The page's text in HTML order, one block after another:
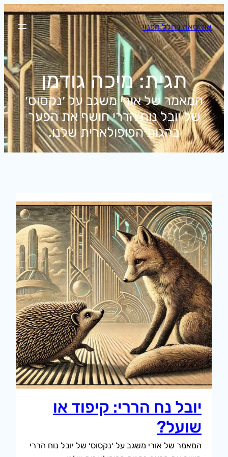
לדלג
לתוכןאודיסאה בחלל הפנוי
תגית:מיכה גודמן
המאמר של אורי משגב על ׳נקסוס׳
של יובל נוח הררי חושף את הפער
בהגות הפופולארית שלנו.
יובל נח הררי: קיפוד או
שועל?
המאמר של אורי משגב על ׳נקסוס׳ של יובל נוח הררי